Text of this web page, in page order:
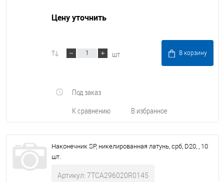
Цену уточнить
шт В корзину
К сравнению В избранное
Под заказ
Наконечник SP, никелированная латунь, срб, D20, , 10
шт.
Артикул: 7TCA296020R0145